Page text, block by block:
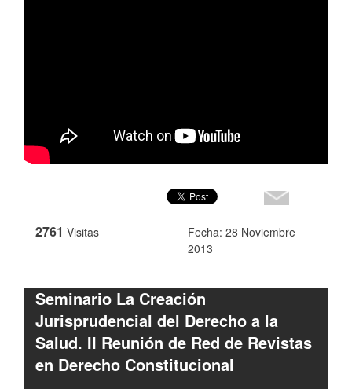
2761 Visitas
Fecha: 28 Noviembre
2013
Seminario La Creación
Jurisprudencial del Derecho a la
Salud. II Reunión de Red de Revistas
en Derecho Constitucional